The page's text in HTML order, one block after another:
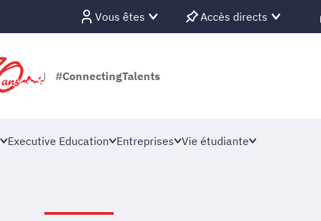
Vous êtes Accès directs
#ConnectingTalents
Executive Education Entreprises Vie étudiante